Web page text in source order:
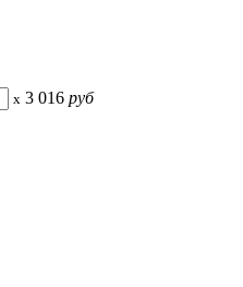
x 3 016 руб